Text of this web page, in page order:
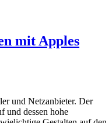
mit Apples
und Netzanbieter. Der
und dessen hohe